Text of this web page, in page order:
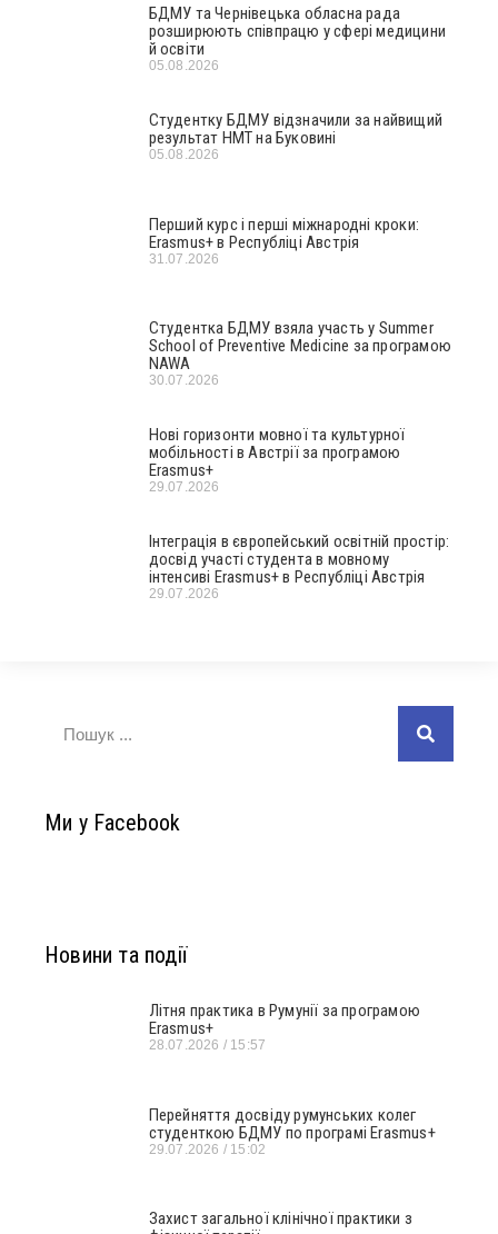
БДМУ та Чернівецька обласна рада
розширюють співпрацю у сфері медицини
й освіти
05.08.2026
Студентку БДМУ відзначили за найвищий
результат НМТ на Буковині
05.08.2026
Перший курс і перші міжнародні кроки:
Erasmus+ в Республіці Австрія
31.07.2026
Студентка БДМУ взяла участь у Summer
School of Preventive Medicine за програмою
NAWA
30.07.2026
Нові горизонти мовної та культурної
мобільності в Австрії за програмою
Erasmus+
29.07.2026
Інтеграція в європейський освітній простір:
досвід участі студента в мовному
інтенсиві Erasmus+ в Республіці Австрія
29.07.2026
Ми у Facebook
Новини та події
Літня практика в Румунії за програмою
Erasmus+
28.07.2026 15:57
Перейняття досвіду румунських колег
студенткою БДМУ по програмі Erasmus+
29.07.2026 15:02
Захист загальної клінічної практики з